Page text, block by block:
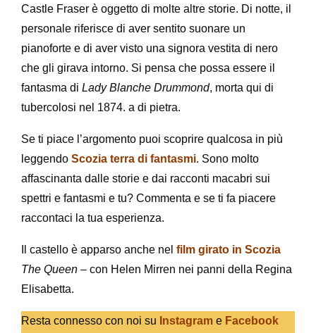
Castle Fraser è oggetto di molte altre storie. Di notte, il
personale riferisce di aver sentito suonare un
pianoforte e di aver visto una signora vestita di nero
che gli girava intorno. Si pensa che possa essere il
fantasma di Lady Blanche Drummond, morta qui di
tubercolosi nel 1874. a di pietra.
Se ti piace l’argomento puoi scoprire qualcosa in più
leggendo Scozia terra di fantasmi. Sono molto
affascinanta dalle storie e dai racconti macabri sui
spettri e fantasmi e tu? Commenta e se ti fa piacere
raccontaci la tua esperienza.
Il castello è apparso anche nel film girato in Scozia
The Queen – con Helen Mirren nei panni della Regina
Elisabetta.
Resta connesso con noi su Instagram e Facebook